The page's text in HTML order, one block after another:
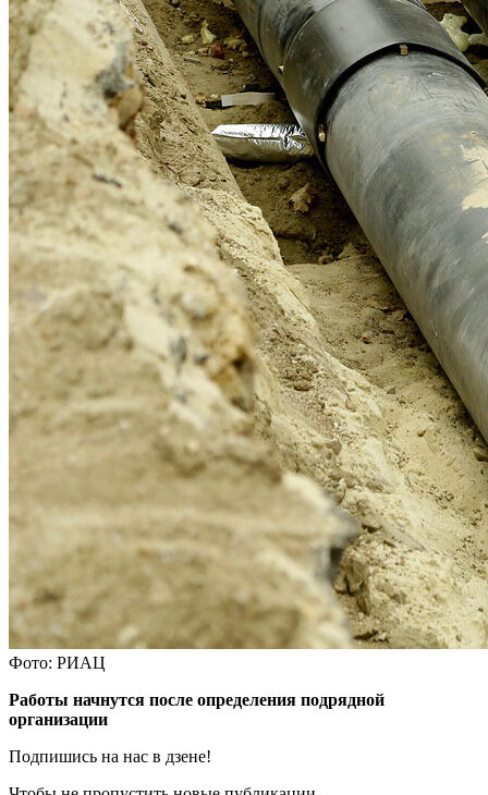
Фото: РИАЦ
Работы начнутся после определения подрядной
организации
Подпишись на нас в дзене!